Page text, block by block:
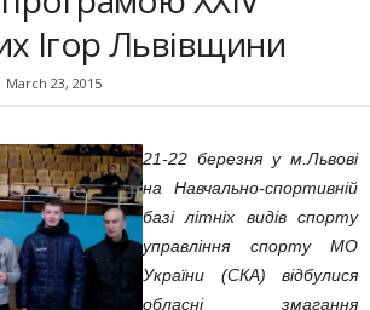
Ігор Львівщини
March 23, 2015
21-22 березня у м.Львові
на Навчально-спортивній
базі літніх видів спорту
управління спорту МО
України (СКА) відбулися
обласні змагання